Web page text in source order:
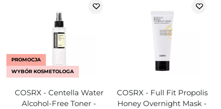
PROMOCJA
WYBÓR KOSMETOLOGA
COSRX - Centella Water
Alcohol-Free Toner -
COSRX - Full Fit Propolis
Honey Overnight Mask -